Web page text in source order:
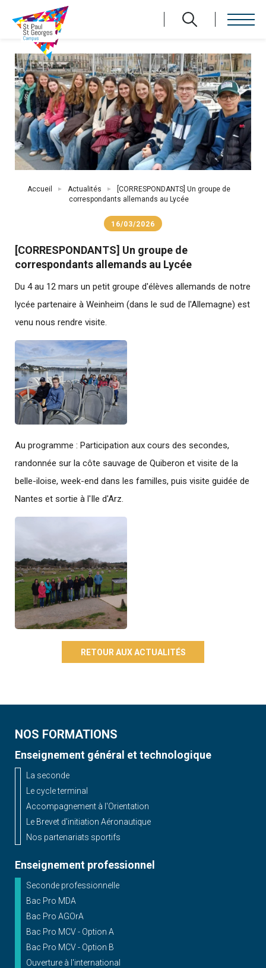
contenu
principal
Accueil Actualités
[CORRESPONDANTS] Un groupe de
correspondants allemands au Lycée
16/03/2026
[CORRESPONDANTS] Un groupe de
correspondants allemands au Lycée
Du 4 au 12 mars un petit groupe d'élèves allemands de notre
lycée partenaire à Weinheim (dans le sud de l'Allemagne) est
venu nous rendre visite.
Au programme : Participation aux cours des secondes,
randonnée sur la côte sauvage de Quiberon et visite de la
belle-iloise, week-end dans les familles, puis visite guidée de
Nantes et sortie à l'Ile d'Arz.
RETOUR AUX ACTUALITÉS
NOS FORMATIONS
Enseignement général et technologique
La seconde
Le cycle terminal
Accompagnement à l'Orientation
Le Brevet d'initiation Aéronautique
Nos partenariats sportifs
Enseignement professionnel
Seconde professionnelle
Bac Pro MDA
Bac Pro AGOrA
Bac Pro MCV - Option A
Bac Pro MCV - Option B
Ouverture à l'international